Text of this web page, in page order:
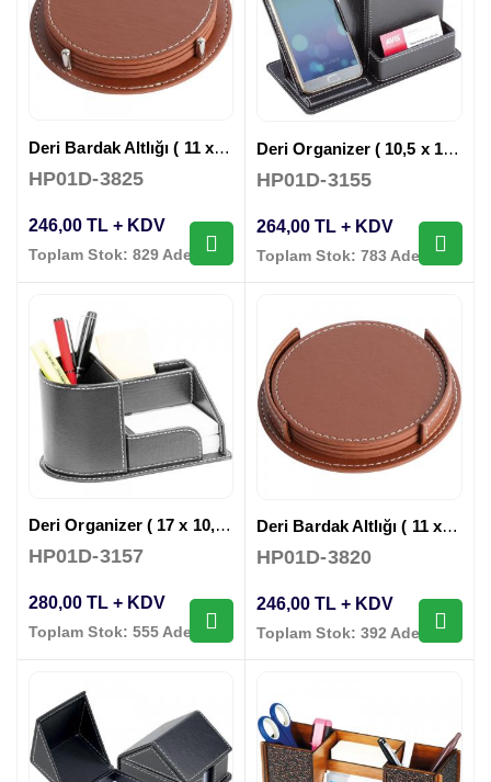
Deri Bardak Altlığı ( 11 x 11 cm )
HP01D-3825
246,00 TL + KDV
Toplam Stok: 829 Adet
Deri Organizer ( 10,5 x 10,5 x 21 cm )
HP01D-3155
264,00 TL + KDV
Toplam Stok: 783 Adet
Deri Organizer ( 17 x 10,5 x 9 cm )
HP01D-3157
280,00 TL + KDV
Toplam Stok: 555 Adet
Deri Bardak Altlığı ( 11 x 11 cm )
HP01D-3820
246,00 TL + KDV
Toplam Stok: 392 Adet